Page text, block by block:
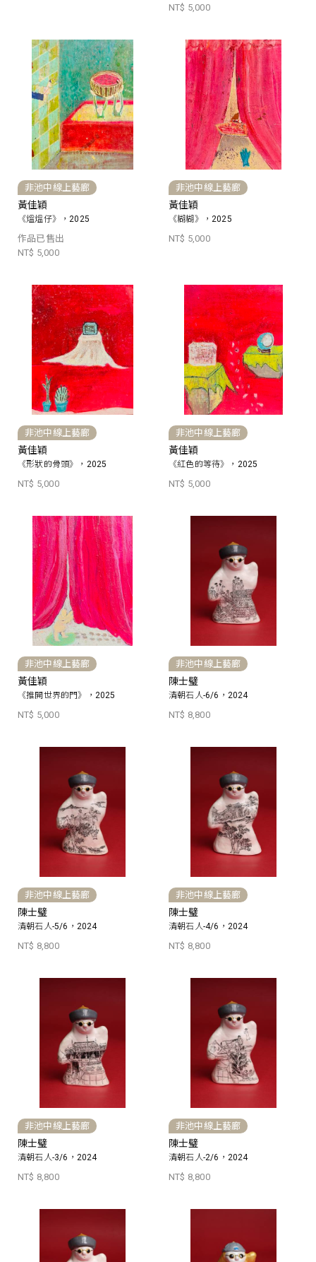
NT$ 5,000
非池中線上藝廊
黃佳穎
《熅熅仔》，2025
作品已售出
NT$ 5,000
非池中線上藝廊
黃佳穎
《糊糊》，2025
NT$ 5,000
非池中線上藝廊
黃佳穎
《形狀的骨頭》，2025
NT$ 5,000
非池中線上藝廊
黃佳穎
《紅色的等待》，2025
NT$ 5,000
非池中線上藝廊
黃佳穎
《推開世界的門》，2025
NT$ 5,000
非池中線上藝廊
陳士璧
清朝石人-6/6，2024
NT$ 8,800
非池中線上藝廊
陳士璧
清朝石人-5/6，2024
NT$ 8,800
非池中線上藝廊
陳士璧
清朝石人-4/6，2024
NT$ 8,800
非池中線上藝廊
陳士璧
清朝石人-3/6，2024
NT$ 8,800
非池中線上藝廊
陳士璧
清朝石人-2/6，2024
NT$ 8,800